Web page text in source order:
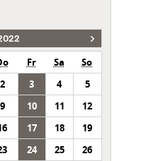
Fr Sa
So
2 3 4
5
9 10 11
12
17 18
19
24 25
26